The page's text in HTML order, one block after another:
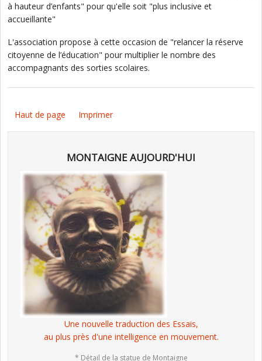
à hauteur d’enfants" pour qu'elle soit "plus inclusive et
accueillante"
L'association propose à cette occasion de "relancer la réserve
citoyenne de l’éducation" pour multiplier le nombre des
accompagnants des sorties scolaires.
Haut de page Imprimer
MONTAIGNE AUJOURD'HUI
Une nouvelle traduction des Essais,
au plus près d'une intelligence en mouvement.
* Détail de la statue de Montaigne